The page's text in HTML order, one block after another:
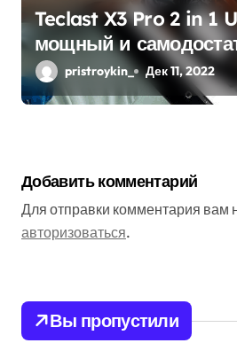
Teclast X3 Pro 2 in 1
мощный и
pristroykin_ Дек 11, 2022
Добавить комментарий
Для отправки комментария вам
авторизоваться.
Вы пропустили